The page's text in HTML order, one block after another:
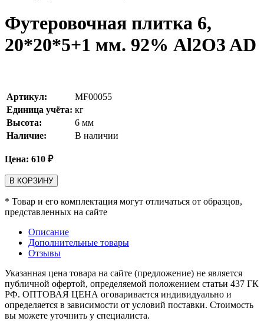
Футеровочная плитка 6,
20*20*5+1 мм. 92% Al2O3 AD
Артикул:
MF00055
Единица учёта: кг
Высота:
6 мм
Наличие:
В наличии
Цена: 610 ₽
В КОРЗИНУ
* Товар и его комплектация могут отличаться от образцов,
представленных на сайте
Описание
Дополнительные товары
Отзывы
Указанная цена товара на сайте (предложение) не является
публичной офертой, определяемой положением статьи 437 ГК
РФ. ОПТОВАЯ ЦЕНА оговаривается индивидуально и
определяется в зависимости от условий поставки. Стоимость
вы можете уточнить у специалиста.